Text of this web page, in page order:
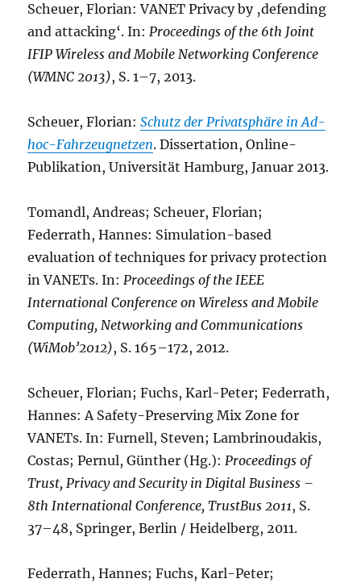
Scheuer, Florian: VANET Privacy by ‚defending
and attacking‘. In:Proceedings of the 6th Joint
IFIP Wireless and Mobile Networking Conference
(WMNC 2013), S. 1–7, 2013.
Scheuer, Florian:Schutz der Privatsphäre in Ad-
hoc-Fahrzeugnetzen. Dissertation, Online-
Publikation, Universität Hamburg, Januar 2013.
Tomandl, Andreas; Scheuer, Florian;
Federrath, Hannes: Simulation-based
evaluation of techniques for privacy protection
in VANETs. In:Proceedings of the IEEE
International Conference on Wireless and Mobile
Computing, Networking and Communications
(WiMob’2012), S. 165–172, 2012.
Scheuer, Florian; Fuchs, Karl-Peter; Federrath,
Hannes: A Safety-Preserving Mix Zone for
VANETs. In: Furnell, Steven; Lambrinoudakis,
Costas; Pernul, Günther (Hg.):Proceedings of
Trust, Privacy and Security in Digital Business –
8th International Conference, TrustBus 2011, S.
37–48, Springer, Berlin / Heidelberg, 2011.
Federrath, Hannes; Fuchs, Karl-Peter;